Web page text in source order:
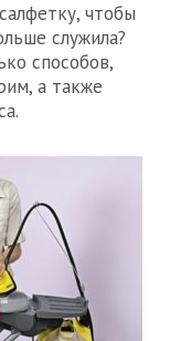
чтобы
служила?
способов,
а также